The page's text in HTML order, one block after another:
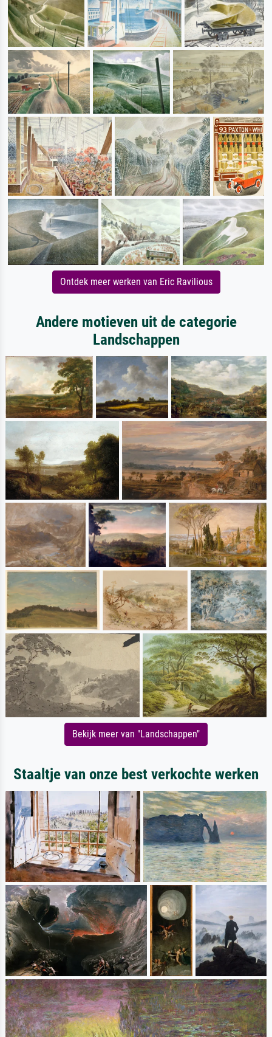
Ontdek meer werken van Eric Ravilious
Andere motieven uit de categorie
Landschappen
Bekijk meer van "Landschappen"
Staaltje van onze best verkochte werken